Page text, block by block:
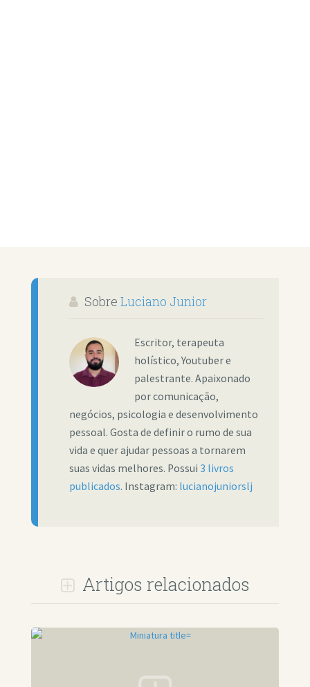
Sobre Luciano Junior
Escritor, terapeuta
holístico, Youtuber e
palestrante. Apaixonado
por comunicação,
negócios, psicologia e desenvolvimento
pessoal. Gosta de definir o rumo de sua
vida e quer ajudar pessoas a tornarem
suas vidas melhores. Possui 3 livros
publicados. Instagram: lucianojuniorslj
Artigos relacionados